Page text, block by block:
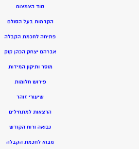
סוד הצמצום
הקדמות בעל הסולם
פתיחה לחכמת הקבלה
אברהם יצחק הכהן קוק
מוסר ותיקון המידות
פירוש חלומות
שיעורי זוהר
הרצאות למתחילים
נבואה ורוח הקודש
מבוא לחכמת הקבלה